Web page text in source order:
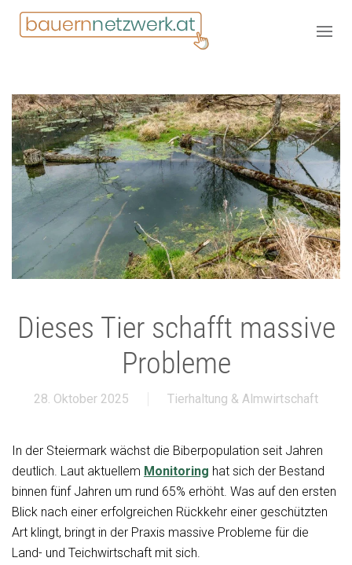
Dieses Tier schafft massive
Probleme
28. Oktober 2025 Tierhaltung & Almwirtschaft
In der Steiermark wächst die Biberpopulation seit Jahren
deutlich. Laut aktuellem Monitoring hat sich der Bestand
binnen fünf Jahren um rund 65% erhöht. Was auf den ersten
Blick nach einer erfolgreichen Rückkehr einer geschützten
Art klingt, bringt in der Praxis massive Probleme für die
Land- und Teichwirtschaft mit sich.